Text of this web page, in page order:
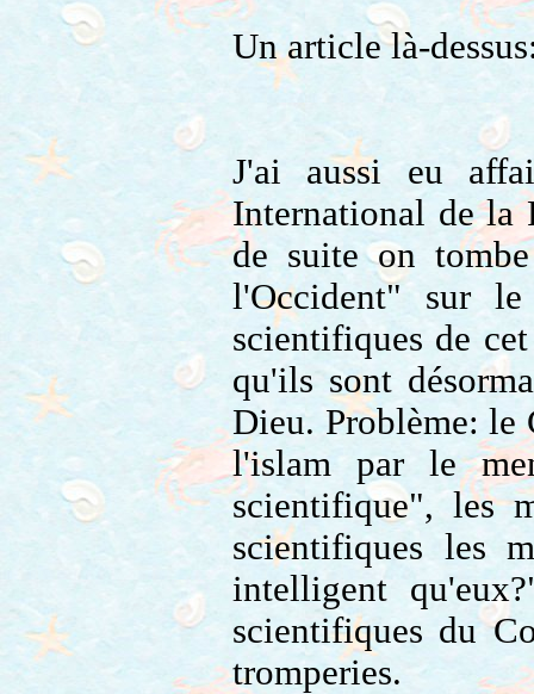
Un article là-
J'ai aussi eu
International de la
de suite on
l'Occident" sur
scientifiques de
qu'ils sont
Dieu. Problème: le
l'islam par le
scientifique", les
scientifiques les
intelligent
scientifiques du
tromperies.